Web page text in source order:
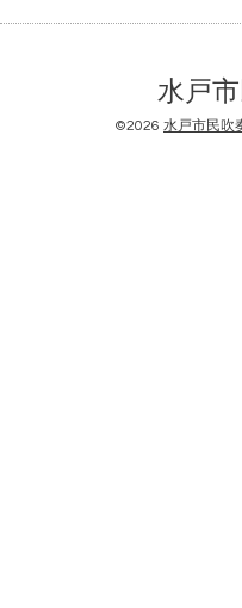
水戸
©2026 水戸市民吹